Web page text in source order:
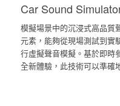
Car Sound
模擬場景中的沉浸式高品質
元素，能夠從現場測試到實
行虛擬聲音模擬。基於即時
全新體驗，此技術可以準確